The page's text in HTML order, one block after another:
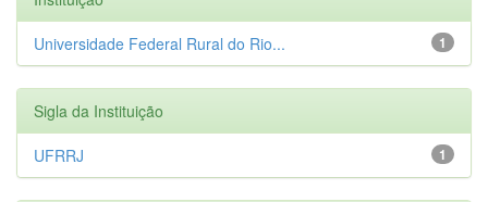
1
Universidade Federal Rural do Rio...
Sigla da Instituição
1
UFRRJ